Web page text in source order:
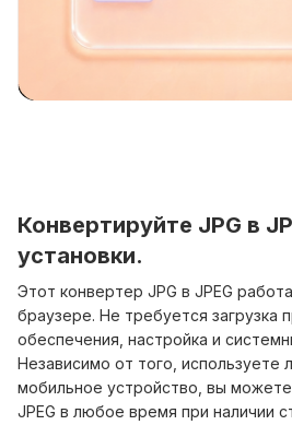
Конвертируйте JPG в
установки.
Этот конвертер JPG в JPEG
браузере. Не требуется загрузка
обеспечения, настройка и
Независимо от того, используете
мобильное устройство, вы
JPEG в любое время при наличии